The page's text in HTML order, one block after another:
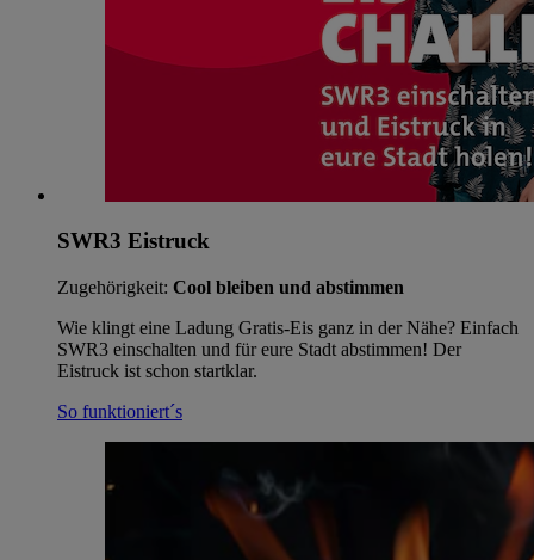
SWR3 Eistruck
Zugehörigkeit: Cool bleiben und abstimmen
Wie klingt eine Ladung Gratis-Eis ganz in der Nähe? Einfach
SWR3 einschalten und für eure Stadt abstimmen! Der
Eistruck ist schon startklar.
So funktioniert´s